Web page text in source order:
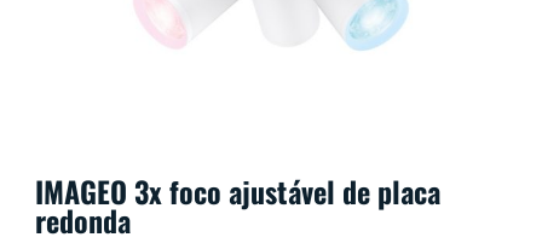
IMAGEO 3x foco ajustável de placa
redonda